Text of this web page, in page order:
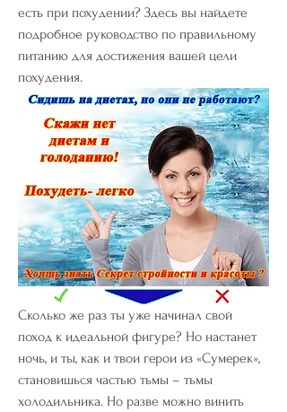
есть при похудении? Здесь вы найдете
подробное руководство по правильному
питанию для достижения вашей цели
похудения.
Сколько же раз ты уже начинал свой
поход к идеальной фигуре? Но настанет
ночь, и ты, как и твои герои из «Сумерек»,
становишься частью тьмы – тьмы
холодильника. Но разве можно винить